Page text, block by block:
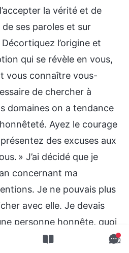
la vérité et de
ses paroles et sur
l’origine et
qui se révèle en vous,
vous connaître vous-
de chercher à
domaines on a tendance
Ayez le courage
des excuses aux
» J’ai décidé que je
concernant ma
Je ne pouvais plus
avec elle. Je devais
personne honnête, quoi
Dieu m’observait et